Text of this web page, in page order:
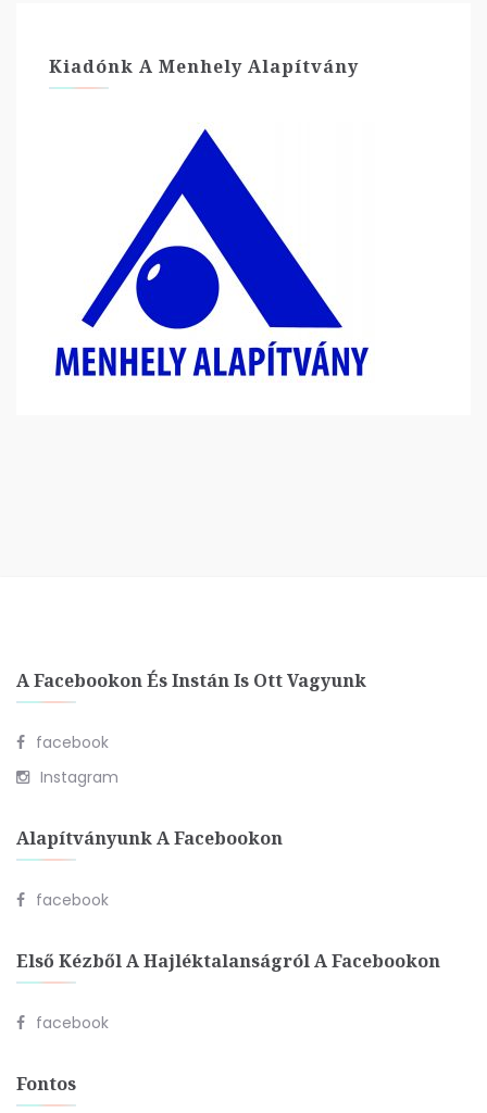
Kiadónk A Menhely Alapítvány
A Facebookon És Instán Is Ott Vagyunk
facebook
Instagram
Alapítványunk A Facebookon
facebook
Első Kézből A Hajléktalanságról A Facebookon
facebook
Fontos